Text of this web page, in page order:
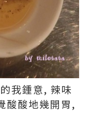
我鍾意, 辣味
酸酸地幾開胃,